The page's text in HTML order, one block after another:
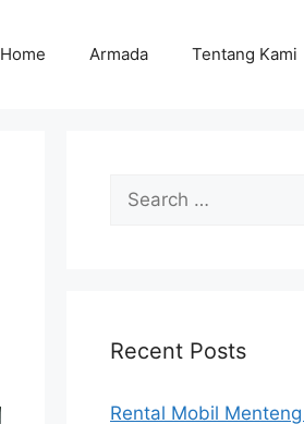
Home Armada Tentang Kami
Search
for:
Recent Posts
Rental Mobil